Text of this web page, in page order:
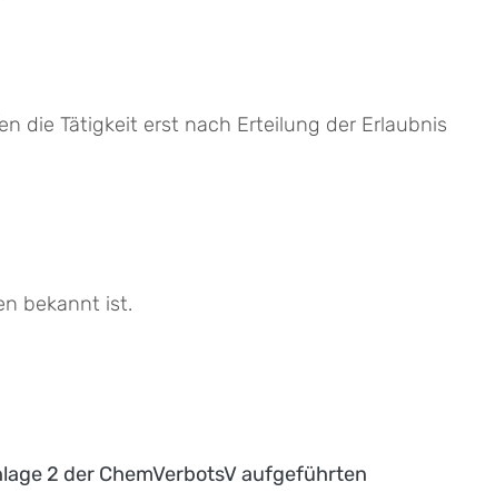
die Tätigkeit erst nach Erteilung der Erlaubnis
bekannt ist.
2 der ChemVerbotsV aufgeführten